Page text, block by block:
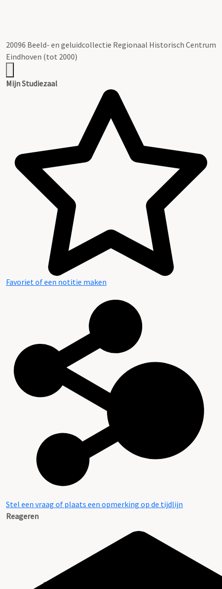
20096 Beeld- en geluidcollectie Regionaal Historisch Centrum
Eindhoven (tot 2000)
Mijn Studiezaal
Favoriet of een notitie maken
Stel een vraag of plaats een opmerking op de tijdlijn
Reageren